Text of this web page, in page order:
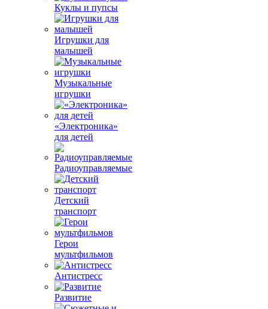
Куклы и пупсы
Игрушки для
малышей
Музыкальные
игрушки
«Электроника»
для детей
Радиоуправляемые
Детский
транспорт
Герои
мультфильмов
Антистресс
Развитие